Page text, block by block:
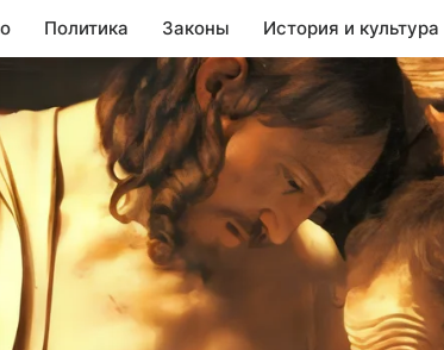
Политика Законы История и культура